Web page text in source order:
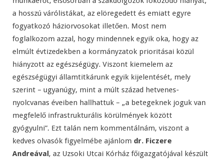
a hosszú várólistákat, az elöregedett és emiatt egyre
fogyatkozó háziorvosokat illetően. Most nem
foglalkozom azzal, hogy mindennek egyik oka, hogy az
elmúlt évtizedekben a kormányzatok prioritásai közül
hiányzott az egészségügy. Viszont kiemelem az
egészségügyi államtitkárunk egyik kijelentését, mely
szerint – ugyanúgy, mint a múlt század hetvenes-
nyolcvanas éveiben hallhattuk – „a betegeknek joguk van
megfelelő infrastrukturális körülmények között
gyógyulni”. Ezt talán nem kommentálnám, viszont a
kedves olvasók figyelmébe ajánlom dr. Ficzere
Andreával, az Uzsoki Utcai Kórház főigazgatójával készült